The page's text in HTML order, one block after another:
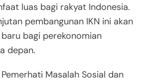
luas bagi rakyat Indonesia.
pembangunan IKN ini akan
bagi perekonomian
depan.
Masalah Sosial dan